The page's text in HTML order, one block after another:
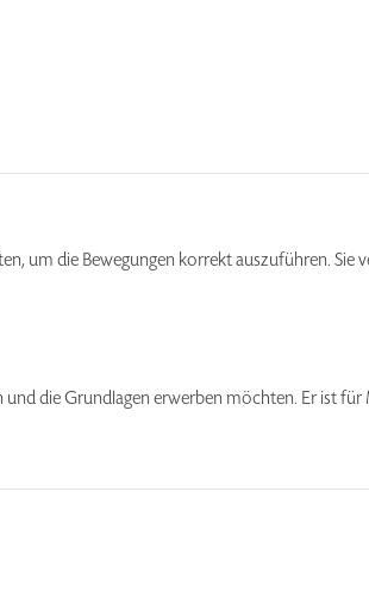
um die Bewegungen korrekt auszuführen.
die Grundlagen erwerben möchten. Er ist